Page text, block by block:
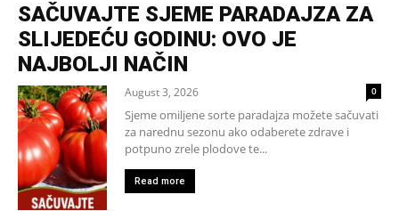
SAČUVAJTE SJEME PARADAJZA ZA
SLIJEDEĆU GODINU: OVO JE
NAJBOLJI NAČIN
August 3, 2026 0
Sjeme omiljene sorte paradajza možete sačuvati
za narednu sezonu ako odaberete zdrave i
potpuno zrele plodove te...
Read more